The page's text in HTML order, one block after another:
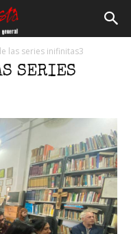
las series inifinitas3
SERIES